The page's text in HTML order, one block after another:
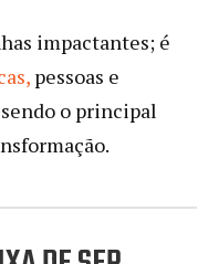
impactantes; é
pessoas e
o principal